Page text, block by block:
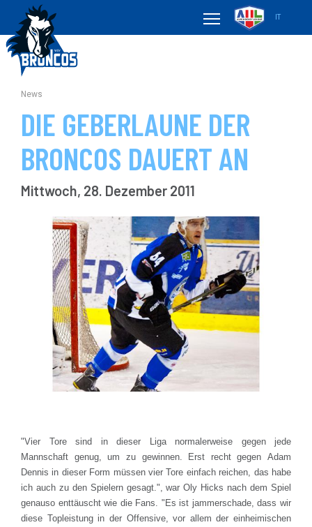
IT
News
DIE GEBERLAUNE DER
BRONCOS DAUERT AN
Mittwoch, 28. Dezember 2011
"Vier Tore sind in dieser Liga normalerweise gegen jede
Mannschaft genug, um zu gewinnen. Erst recht gegen Adam
Dennis in dieser Form müssen vier Tore einfach reichen, das habe
ich auch zu den Spielern gesagt.", war Oly Hicks nach dem Spiel
genauso enttäuscht wie die Fans. "Es ist jammerschade, dass wir
diese Topleistung in der Offensive, vor allem der einheimischen